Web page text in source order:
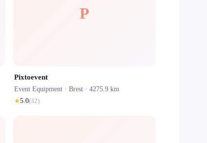
P
Pixtoevent
Event Equipment · Brest · 4275.9 km
★5.0(32)